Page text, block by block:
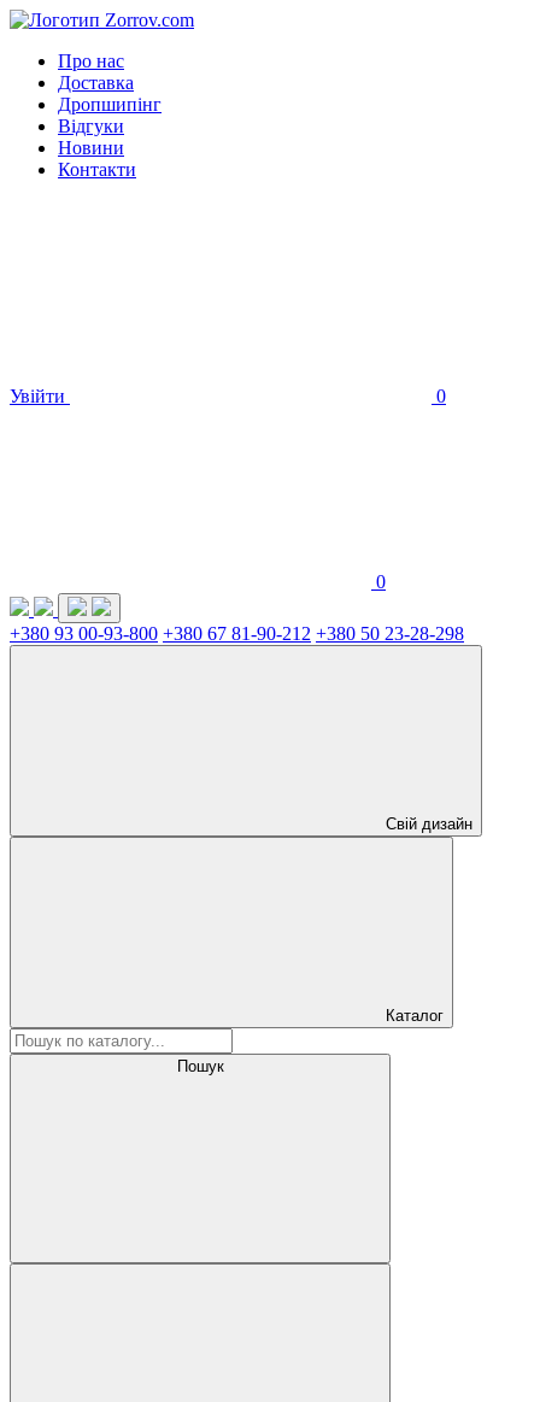
Про нас
Доставка
Дропшипінг
Відгуки
Новини
Контакти
Увійти 0
0
+380 93 00-93-800 +380 67 81-90-212 +380 50 23-28-298
Свій дизайн
Каталог
Пошук